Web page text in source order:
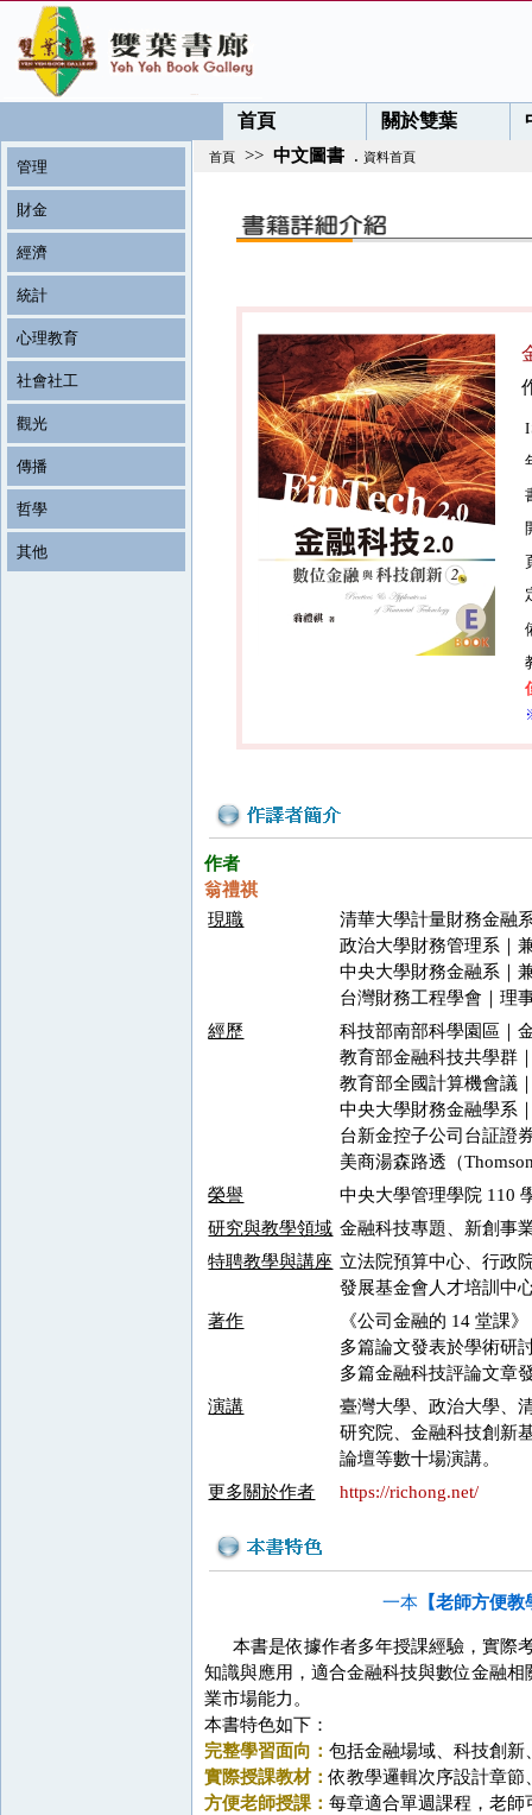
首頁 關於雙葉
管理
財金
經濟
統計
心理教育
社會社工
觀光
傳播
哲學
其他
首頁 >> 中文圖書 . 資料首頁
作者
翁禮祺
現職
清華大學計量財務金融
政治大學財務管理系｜
中央大學財務金融系｜
台灣財務工程學會｜理
經歷
科技部南部科學園區｜
教育部金融科技共學群
教育部全國計算機會議
中央大學財務金融學系
台新金控子公司台証證
美商湯森路透（
榮譽
中央大學管理學院 110
研究與教學領域 金融科技專題、新創事
特聘教學與講座 立法院預算中心、行政
發展基金會人才培訓中
著作
《公司金融的 14 堂課
多篇論文發表於學術研
多篇金融科技評論文章
演講
臺灣大學、政治大學、
研究院、金融科技創新
論壇等數十場演講。
更多關於作者
https://richong.net/
一本 【老師方便
本書是依據作者多年授課經驗，實際
知識與應用，適合金融科技與數位金融
業市場能力。
本書特色如下：
完整學習面向：包括金融場域、科技創
實際授課教材：依教學邏輯次序設計章
方便老師授課：每章適合單週課程，老